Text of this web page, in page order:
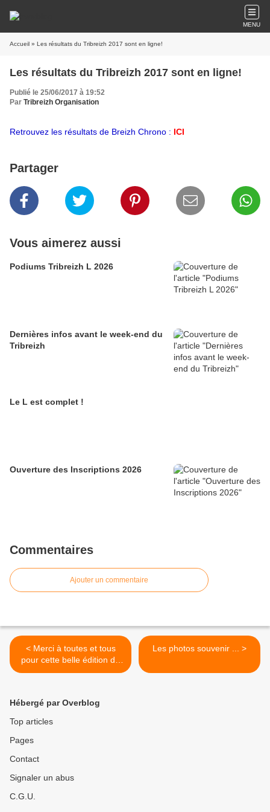
MENU
Accueil » Les résultats du Tribreizh 2017 sont en ligne!
Les résultats du Tribreizh 2017 sont en ligne!
Publié le 25/06/2017 à 19:52
Par Tribreizh Organisation
Retrouvez les résultats de Breizh Chrono : ICI
Partager
Vous aimerez aussi
Podiums Tribreizh L 2026
Dernières infos avant le week-end du
Tribreizh
Le L est complet !
Ouverture des Inscriptions 2026
Commentaires
Ajouter un commentaire
< Merci à toutes et tous
pour cette belle édition du
Tribeizh 2017 !! Le livre d'or
Les photos souvenir ... >
Hébergé par Overblog
Top articles
Pages
Contact
Signaler un abus
C.G.U.